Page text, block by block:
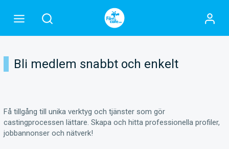
Bli medlem snabbt och enkelt
Få tillgång till unika verktyg och tjänster som gör
castingprocessen lättare. Skapa och hitta professionella profiler,
jobbannonser och nätverk!